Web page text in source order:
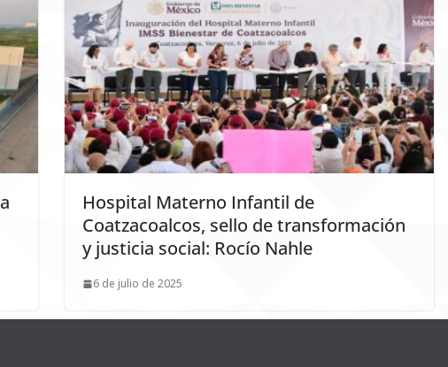
Hospital Materno Infantil de
Coatzacoalcos, sello de transformación
y justicia social: Rocío Nahle
6 de julio de 2025